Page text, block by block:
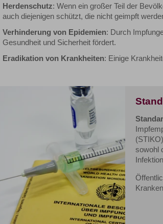
Herdenschutz: Wenn ein großer Teil der
auch diejenigen schützt, die nicht geimpft
Verhinderung von Epidemien: Durch
Gesundheit und Sicherheit fördert.
Eradikation von Krankheiten: Einige
sowohl